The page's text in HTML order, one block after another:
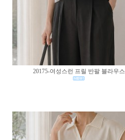
20175-여성스런 프릴 반팔 블라우스